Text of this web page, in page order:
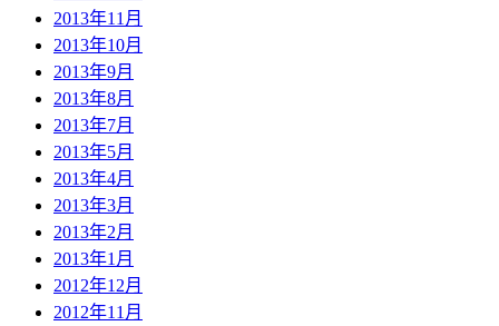
2013年11月
2013年10月
2013年9月
2013年8月
2013年7月
2013年5月
2013年4月
2013年3月
2013年2月
2013年1月
2012年12月
2012年11月